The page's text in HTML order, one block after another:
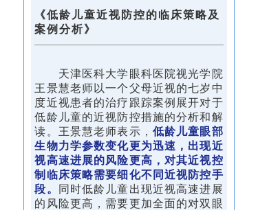
《低龄儿童近视防控的临床策略及
案例分析》
天津医科大学眼科医院视光学院
王景慧老师以一个父母近视的七岁中
度近视患者的治疗跟踪案例展开对于
低龄儿童的近视防控措施的分析和解
读。王景慧老师表示， 低龄儿童眼部
生物力学参数变化更为迅速，出现近
视高速进展的风险更高，对其近视控
制临床策略需要细化不同近视防控手
段。
同时低龄儿童出现近视高速进展
的风险更高，需要更加全面的对双眼